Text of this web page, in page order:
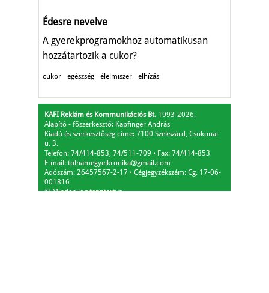
Édesre nevelve
A gyerekprogramokhoz automatikusan
hozzátartozik a cukor?
cukor egészség élelmiszer elhízás
KAFI Reklám és Kommunikációs Bt. 1993-2026.
Alapító - főszerkesztő: Kapfinger András
Kiadó és szerkesztőség címe: 7100 Szekszárd, Csokonai
u. 3.
Telefon: 74/414-853, 74/511-709 ⋅ Fax: 74/414-853
E-mail: tolnamegyeikronika@gmail.com
Adószám: 26457567-2-17 ⋅ Cégjegyzékszám: Cg. 17-06-
001816
© Minden jog fenntartva.